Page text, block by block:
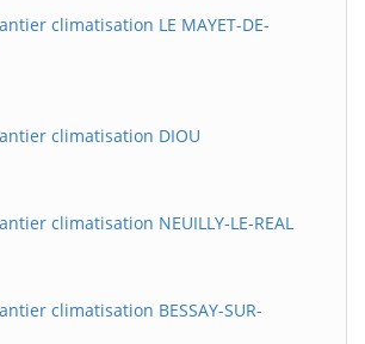
climatisation LE MAYET-DE-
climatisation DIOU
climatisation NEUILLY-LE-REAL
climatisation BESSAY-SUR-